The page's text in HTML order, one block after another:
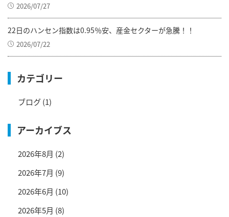
2026/07/27
22日のハンセン指数は0.95％安、産金セクターが急騰！！
2026/07/22
カテゴリー
ブログ(1)
アーカイブス
2026年8月 (2)
2026年7月 (9)
2026年6月 (10)
2026年5月 (8)